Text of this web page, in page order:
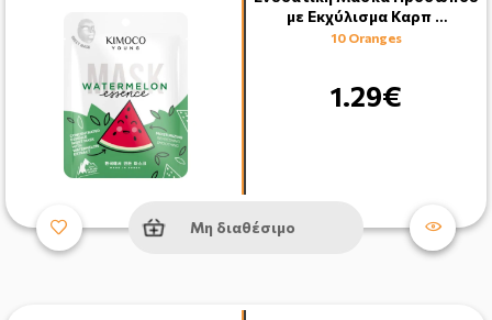
με Εκχύλισμα Καρπ …
10 Oranges
1.29€
Μη διαθέσιμο